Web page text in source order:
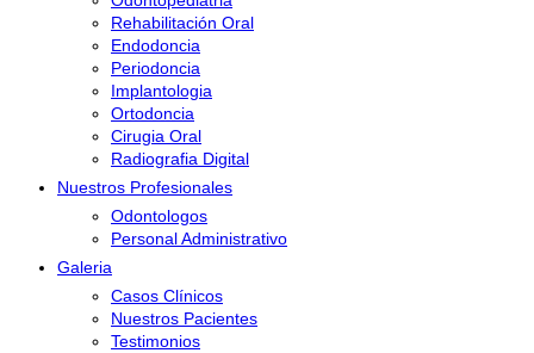
Rehabilitación Oral
Endodoncia
Periodoncia
Implantologia
Ortodoncia
Cirugia Oral
Radiografia Digital
Nuestros Profesionales
Odontologos
Personal Administrativo
Galeria
Casos Clínicos
Nuestros Pacientes
Testimonios